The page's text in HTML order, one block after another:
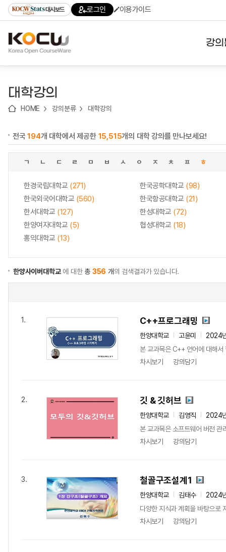
기
기
기
content)
가
대시보드 로그인 이용가이드
강
대학강의
HOME 강의분류 대학강의
전국194개 대학에서 제공한 15,515개의 대학 강의를 만나보세요!
ㄱ ㄴ ㄷ ㄹ ㅁ ㅂ ㅅ ㅇ ㅈ ㅊ ㅍ ㅎ
한경국립대학교 (271) 한국공학대학교 (98)
한국외국어대학교 (560) 한국항공대학교 (21)
한서대학교 (127) 한성대학교 (72)
한양여자대학교 (5) 협성대학교 (18)
홍익대학교 (13)
한양사이버대학교에 대한총 356 개의 검색결과가 있습니다.
1. C++프로그래밍
한양대학교 고윤미
2024
본 교과목은 C++ 언어에 대해서
차시보기
강의담기
2. 깃 & 깃허브
한양대학교 김영직
2024
본 교과목은 소프트웨어 버전
차시보기
강의담기
3. 철골구조설계1
한양대학교 김태수
2024
다양한 지식과 계획을 바탕으로
차시보기
강의담기